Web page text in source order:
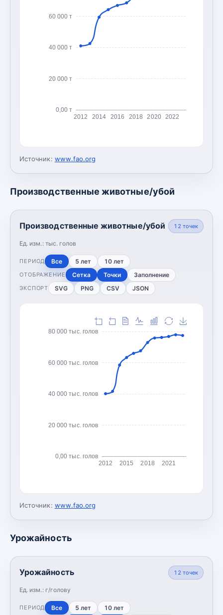
0,00 т
20 000 т
40 000 т
60 000 т
2012 2014 2016 2018 2020 2022
Источник: www.fao.org
Производственные животные/убой
Производственные животные/убой
Ед. изм.: тыс. голов
12 точек
ПЕРИОД Все 5 лет 10 лет
ОТОБРАЖЕНИЕ Сетка Точки Заполнение
ЭКСПОРТ SVG PNG CSV JSON
0,00 тыс. голов
20 000 тыс. голов
40 000 тыс. голов
60 000 тыс. голов
80 000 тыс. голов
2012 2015 2018 2021
Источник: www.fao.org
Урожайность
Урожайность
Ед. изм.: г/голову
12 точек
ПЕРИОД Все 5 лет 10 лет